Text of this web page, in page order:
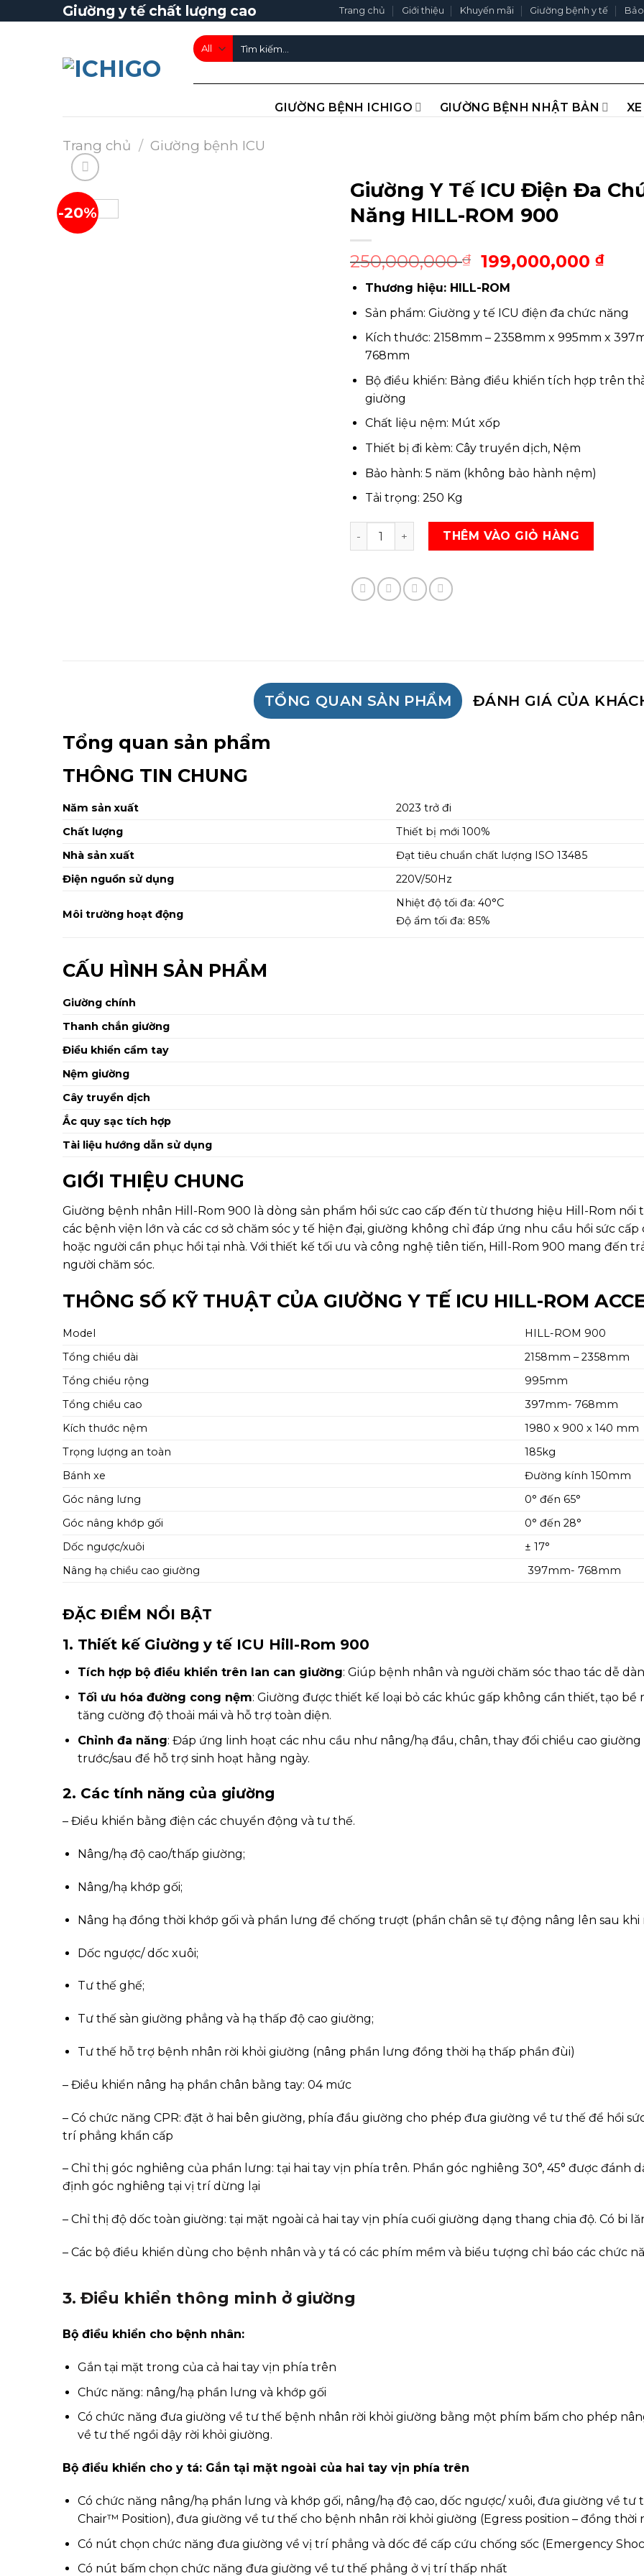
to
Giường y tế chất lượng cao Trang chủ Giới thiệu Khuyến mãi Giường bệnh y tế
kiếm:
GIƯỜNG BỆNH ICHIGO GIƯỜNG BỆNH NHẬT BẢN
Trang chủ / Giường bệnh ICU
-20%
Giường Y Tế ICU Điện Đa
Năng HILL-ROM 900
250,000,000₫
Giá
gốc
là:
250,000,000 ₫.
199,000,000₫Giá
là:
Thương hiệu: HILL-ROM
Sản phẩm: Giường y tế ICU điện đa chức năng
Kích thước: 2158mm – 2358mm x 995mm x
768mm
Bộ điều khiển: Bảng điều khiển tích hợp trên
giường
Chất liệu nệm: Mút xốp
Thiết bị đi kèm: Cây truyền dịch, Nệm
Bảo hành: 5 năm (không bảo hành nệm)
Tải trọng: 250 Kg
Giường Y Tế ICU Điện Đa Chức Năng HILL-ROM 900
THÊM VÀO GIỎ HÀNG
TỔNG QUAN SẢN PHẨM ĐÁNH GIÁ CỦA
Tổng quan sản phẩm
THÔNG TIN CHUNG
Năm sản xuất
2023 trở đi
Chất lượng
Thiết bị mới 100%
Nhà sản xuất
Đạt tiêu chuẩn chất lượng ISO 13485
Điện nguồn sử dụng
220V/50Hz
Môi trường hoạt động
Nhiệt độ tối đa: 40°C
Độ ẩm tối đa: 85%
CẤU HÌNH SẢN PHẨM
Giường chính
Thanh chắn giường
Điều khiển cầm tay
Nệm giường
Cây truyền dịch
Ắc quy sạc tích hợp
Tài liệu hướng dẫn sử dụng
GIỚI THIỆU CHUNG
Giường bệnh nhân Hill-Rom 900 là dòng sản phẩm hồi sức cao cấp đến từ thương hiệu Hill-Rom
các bệnh viện lớn và các cơ sở chăm sóc y tế hiện đại, giường không chỉ đáp ứng nhu cầu hồi sức
hoặc người cần phục hồi tại nhà. Với thiết kế tối ưu và công nghệ tiên tiến, Hill-Rom 900 mang đến
người chăm sóc.
THÔNG SỐ KỸ THUẬT CỦA GIƯỜNG Y TẾ ICU HILL-ROM
Model
HILL-ROM 900
Tổng chiều dài
2158mm –2358mm
Tổng chiều rộng
995mm
Tổng chiều cao
397mm- 768mm
Kích thước nệm
1980 x 900 x 140 mm
Trọng lượng an toàn
185kg
Bánh xe
Đường kính 150mm
Góc nâng lưng
0° đến 65°
Góc nâng khớp gối
0° đến 28°
Dốc ngược/xuôi
± 17°
Nâng hạ chiều cao giường
397mm- 768mm
ĐẶC ĐIỂM NỔI BẬT
1. Thiết kế Giường y tế ICU Hill-Rom 900
Tích hợp bộ điều khiển trên lan can giường: Giúp bệnh nhân và người chăm sóc thao tác dễ
Tối ưu hóa đường cong nệm: Giường được thiết kế loại bỏ các khúc gấp không cần thiết, tạo
tăng cường độ thoải mái và hỗ trợ toàn diện.
Chỉnh đa năng: Đáp ứng linh hoạt các nhu cầu như nâng/hạ đầu, chân, thay đổi chiều cao
trước/sau để hỗ trợ sinh hoạt hằng ngày.
2. Các tính năng của giường
– Điều khiển bằng điện các chuyển động và tư thế.
Nâng/hạ độ cao/thấp giường;
Nâng/hạ khớp gối;
Nâng hạ đồng thời khớp gối và phần lưng để chống trượt (phần chân sẽ tự động nâng lên sau khi
Dốc ngược/ dốc xuôi;
Tư thế ghế;
Tư thế sàn giường phẳng và hạ thấp độ cao giường;
Tư thế hỗ trợ bệnh nhân rời khỏi giường (nâng phần lưng đồng thời hạ thấp phần đùi)
– Điều khiển nâng hạ phần chân bằng tay: 04 mức
– Có chức năng CPR: đặt ở hai bên giường, phía đầu giường cho phép đưa giường về tư thế để hồi
trí phẳng khẩn cấp
– Chỉ thị góc nghiêng của phần lưng: tại hai tay vịn phía trên. Phần góc nghiêng 30°, 45° được đánh
định góc nghiêng tại vị trí dừng lại
– Chỉ thị độ dốc toàn giường: tại mặt ngoài cả hai tay vịn phía cuối giường dạng thang chia độ. Có bi
– Các bộ điều khiển dùng cho bệnh nhân và y tá có các phím mềm và biểu tượng chỉ báo các chức
3. Điều khiển thông minh ở giường
Bộ điều khiển cho bệnh nhân:
Gắn tại mặt trong của cả hai tay vịn phía trên
Chức năng: nâng/hạ phần lưng và khớp gối
Có chức năng đưa giường về tư thế bệnh nhân rời khỏi giường bằng một phím bấm cho phép
về tư thế ngồi dậy rời khỏi giường.
Bộ điều khiển cho y tá: Gắn tại mặt ngoài của hai tay vịn phía trên
Có chức năng nâng/hạ phần lưng và khớp gối, nâng/hạ độ cao, dốc ngược/ xuôi, đưa giường về
Chair™ Position), đưa giường về tư thế cho bệnh nhân rời khỏi giường (Egress position – đồng thời
Có nút chọn chức năng đưa giường về vị trí phẳng và dốc để cấp cứu chống sốc (Emergency
Có nút bấm chọn chức năng đưa giường về tư thế phẳng ở vị trí thấp nhất